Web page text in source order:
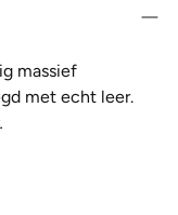
massief
met echt leer.